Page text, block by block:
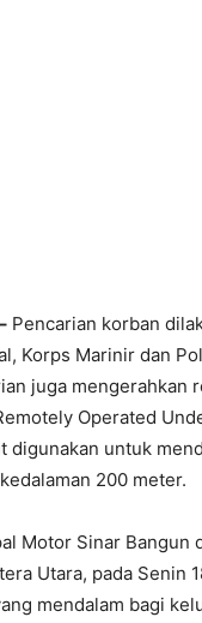
Pencarian korban
Korps Marinir dan
juga mengerahkan
Operated
digunakan untuk
200 meter.
Motor Sinar Bangun
Utara, pada Senin
mendalam bagi